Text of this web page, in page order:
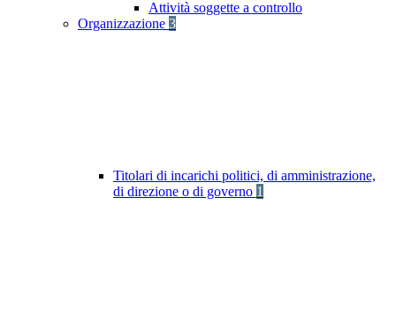
Attività soggette a controllo
Organizzazione 3
Titolari di incarichi politici, di amministrazione,
di direzione o di governo 1